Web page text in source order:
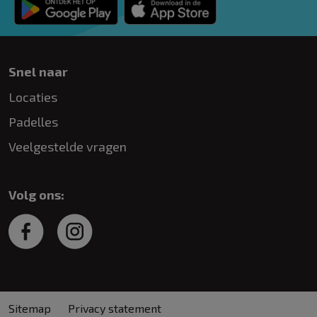
Snel naar
Locaties
Padelles
Veelgestelde vragen
Volg ons:
Sitemap Privacy statement